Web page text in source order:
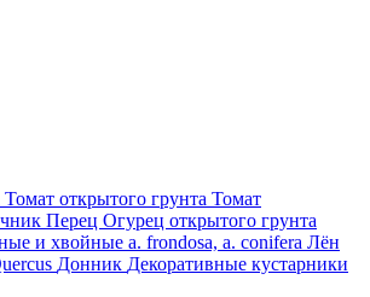
Томат открытого грунта Томат
Перец Огурец открытого грунта
и хвойные a. frondosa, a. conifera Лён
Донник Декоративные кустарники